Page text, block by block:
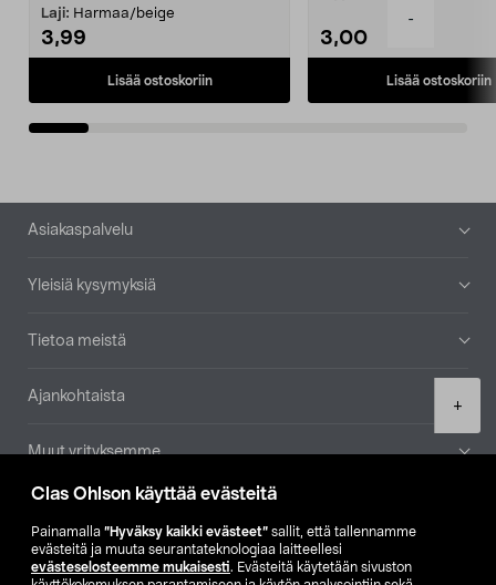
Clas Ohlson käyttää evästeitä
Painamalla ”Hyväksy kaikki evästeet” sallit, että tallennamme
evästeitä ja muuta seurantateknologiaa laitteellesi
evästeselosteemme mukaisesti. Evästeitä käytetään sivuston
-
+
Laji: Harmaa/beige
3,99
Lisää ostoskoriin
3,00
Lisää ostoskoriin
Alatunniste
Asiakaspalvelu
Yleisiä kysymyksiä
Tietoa meistä
Ajankohtaista
Muut yrityksemme
Etsi myymälä
SE NO FI